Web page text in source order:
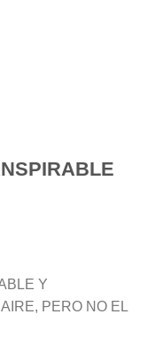
Y
PERO NO EL